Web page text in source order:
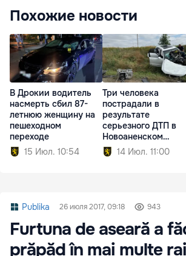
Похожие новости
В Дрокии водитель
насмерть сбил 87-
летнюю женщину на
пешеходном
переходе
15 Июл. 10:54
Три человека
пострадали в
результате
серьезного ДТП в
Новоаненском
районе14 Июл. 11:00
Publika 26 июля 2017, 09:18 943
Furtuna de aseară a
prăpăd în mai multe